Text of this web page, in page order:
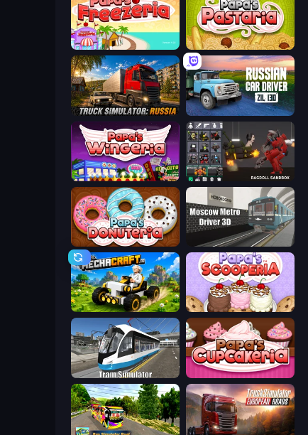
Papa's Freezeria Papa's Pastaria
Truck Simulator: Russia Russian Car Driver ZIL 130
Papa's Wingeria Last Play: Ragdoll Sandbox
Papa's Donuteria
Mechacraft.io Papa's Scooperia
Tram Simulator Papas Cupcakeria